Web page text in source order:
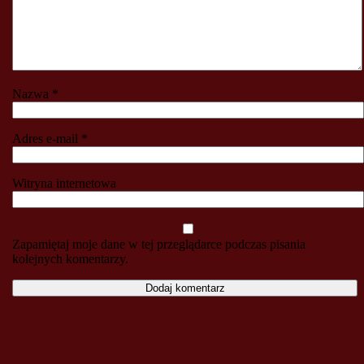
Nazwa *
Adres e-mail *
Witryna internetowa
Zapamiętaj moje dane w tej przeglądarce podczas pisania
kolejnych komentarzy.